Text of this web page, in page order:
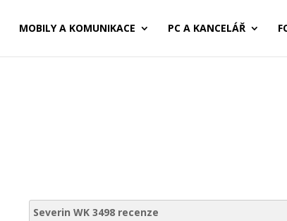
MOBILY A KOMUNIKACE PC A KANCELÁŘ
Severin WK 3498 recenze